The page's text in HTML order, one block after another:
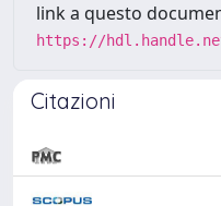
link a questo
https://
Citazioni